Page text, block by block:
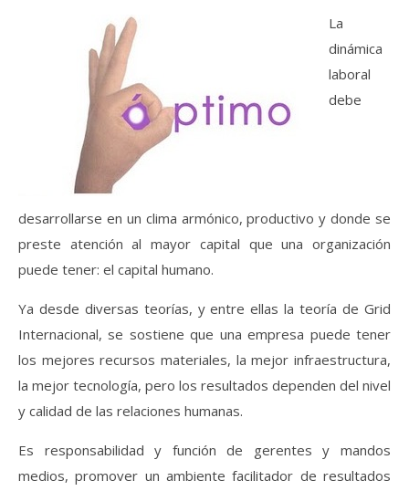
La
dinámica
laboral
debe
desarrollarse en un clima armónico, productivo y donde se
preste atención al mayor capital que una organización
puede tener: el capital humano.
Ya desde diversas teorías, y entre ellas la teoría de Grid
Internacional, se sostiene que una empresa puede tener
los mejores recursos materiales, la mejor infraestructura,
la mejor tecnología, pero los resultados dependen del nivel
y calidad de las relaciones humanas.
Es responsabilidad y función de gerentes y mandos
medios, promover un ambiente facilitador de resultados